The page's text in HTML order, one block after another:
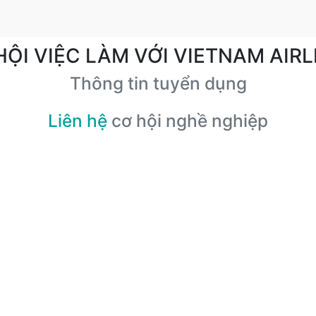
VIỆC LÀM VỚI VIETNAM
Thông tin tuyển dụng
Liên hệ cơ hội nghề nghiệp